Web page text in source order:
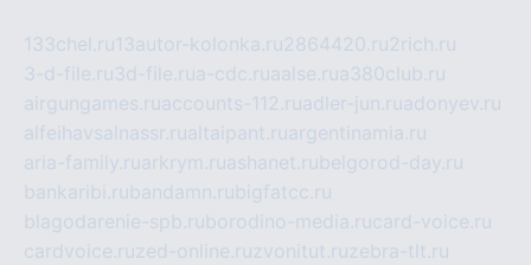
133chel.ru13autor-kolonka.ru2864420.ru2rich.ru
3-d-file.ru3d-file.rua-cdc.ruaalse.rua380club.ru
airgungames.ruaccounts-112.ruadler-jun.ruadonyev.ru
alfeihavsalnassr.rualtaipant.ruargentinamia.ru
aria-family.ruarkrym.ruashanet.rubelgorod-day.ru
bankaribi.rubandamn.rubigfatcc.ru
blagodarenie-spb.ruborodino-media.rucard-voice.ru
cardvoice.ruzed-online.ruzvonitut.ruzebra-tlt.ru